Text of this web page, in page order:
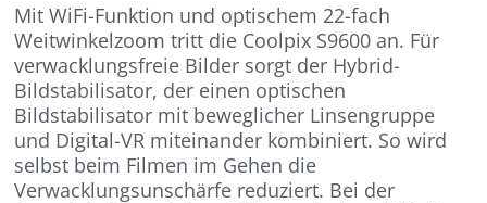
Mit WiFi-Funktion und optischem 22-fach
Weitwinkelzoom tritt die Coolpix S9600 an. Für
verwacklungsfreie Bilder sorgt der Hybrid-
Bildstabilisator, der einen optischen
Bildstabilisator mit beweglicher Linsengruppe
und Digital-VR miteinander kombiniert. So wird
selbst beim Filmen im Gehen die
Verwacklungsunschärfe reduziert. Bei der